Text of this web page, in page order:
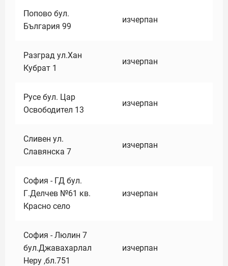
Попово бул.
България 99
изчерпан
Разград ул.Хан
Кубрат 1
изчерпан
Русе бул. Цар
Освободител 13
изчерпан
Сливен ул.
Славянска 7
изчерпан
София - ГД бул.
Г.Делчев №61 кв.
Красно село
изчерпан
София - Люлин 7
бул.Джавахарлал
Неру ,бл.751
изчерпан